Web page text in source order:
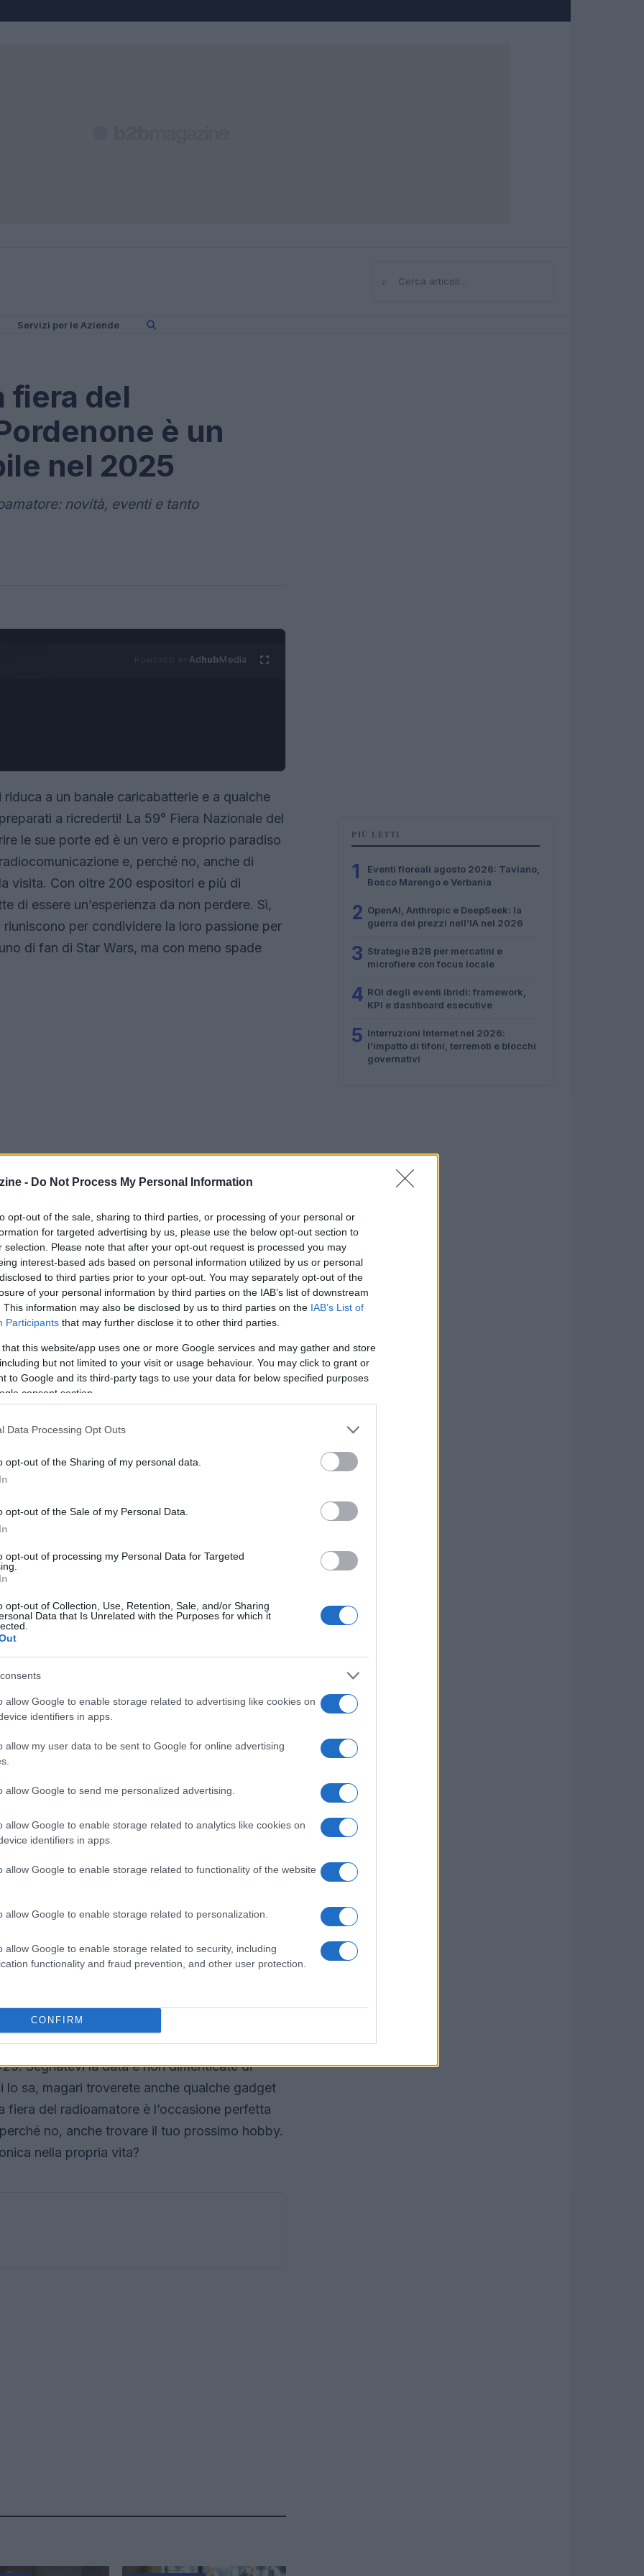
- Do Not Process My Personal Information
opt-out of the sale, sharing to third parties, or processing of your personal or
for targeted advertising by us, please use the below opt-out section to
selection. Please note that after your opt-out request is processed you may
interest-based ads based on personal information utilized by us or personal
to third parties prior to your opt-out. You may separately opt-out of the
of your personal information by third parties on the IAB’s list of downstream
This information may also be disclosed by us to third parties on the IAB’s List of
Participants that may further disclose it to other third parties.
this website/app uses one or more Google services and may gather and store
but not limited to your visit or usage behaviour. You may click to grant or
to Google and its third-party tags to use your data for below specified purposes
consent section.
Data Processing Opt Outs
opt-out of the Sharing of my personal data.
opt-out of the Sale of my Personal Data.
opt-out of processing my Personal Data for Targeted
opt-out of Collection, Use, Retention, Sale, and/or Sharing
Data that Is Unrelated with the Purposes for which it
allow Google to enable storage related to advertising like cookies on
identifiers in apps.
allow my user data to be sent to Google for online advertising
allow Google to send me personalized advertising.
allow Google to enable storage related to analytics like cookies on
identifiers in apps.
allow Google to enable storage related to functionality of the website
allow Google to enable storage related to personalization.
allow Google to enable storage related to security, including
functionality and fraud prevention, and other user protection.
CONFIRM
⌕Cerca
Servizi per le Aziende
fiera del
è un
nel 2025
novità, eventi e tanto
AdhubMedia
a un banale caricabatterie e a qualche
a ricrederti! La 59° Fiera Nazionale del
le sue porte ed è un vero e proprio paradiso
e, perché no, anche di
visita. Con oltre 200 espositori e più di
di essere un’esperienza da non perdere. Sì,
per condividere la loro passione per
di fan di Star Wars, ma con meno spade
temi, un unico grande evento! Con un
affare, se consideri che puoi esplorare:
come TechDays, Linux Arena, Makers &
anche venerdì 19 aprile).
amanti della tecnologia, ma senza i chili di
gadget che probabilmente non userai mai.
che vivono la “passione digitale”. Infatti, ci
su come la tecnologia può cambiare il
voi ha mai pensato di costruire un drone?
a guidarvi attraverso il processo. E se
storia divertente da raccontare!
Segnatevi la data e non dimenticate di
sa, magari troverete anche qualche gadget
del radioamatore è l’occasione perfetta
no, anche trovare il tuo prossimo hobby.
nella propria vita?
PIÙ LETTI
1
Eventi floreali agosto 2026: Taviano,
Bosco Marengo e Verbania
2 OpenAI, Anthropic e DeepSeek: la
guerra dei prezzi nell’IA nel 2026
3 Strategie B2B per mercatini e
microfiere con focus locale
4 ROI degli eventi ibridi: framework,
KPI e dashboard esecutive
5 Interruzioni Internet nel 2026:
l’impatto di tifoni, terremoti e blocchi
governativi